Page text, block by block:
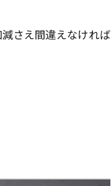
さえ間違えなければ